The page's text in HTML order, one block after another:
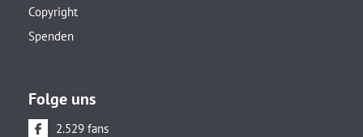
Copyright
Spenden
Folge uns
2.529 fans